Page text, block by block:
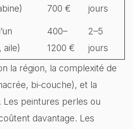
700 €
jours
400–
1200 €
2–5
jours
la région, la complexité de
bi‑couche), et la
Les peintures perles ou
davantage. Les